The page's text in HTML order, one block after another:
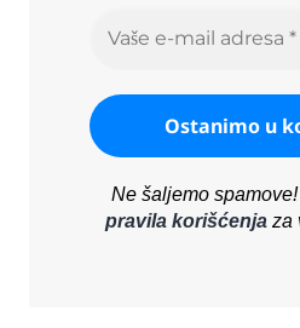
Ne šaljemo
pravila korišćenjaza